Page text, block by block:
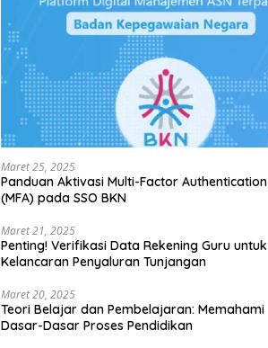
Maret 25, 2025
Panduan Aktivasi Multi-Factor Authentication
(MFA) pada SSO BKN
Maret 21, 2025
Penting! Verifikasi Data Rekening Guru untuk
Kelancaran Penyaluran Tunjangan
Maret 20, 2025
Teori Belajar dan Pembelajaran: Memahami
Dasar-Dasar Proses Pendidikan